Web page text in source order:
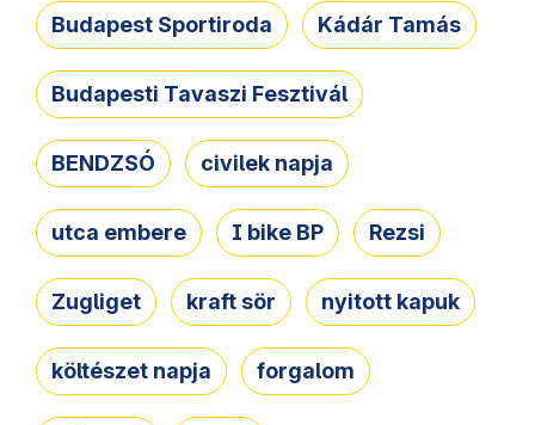
Budapest Sportiroda Kádár Tamás
Budapesti Tavaszi Fesztivál
BENDZSÓ civilek napja
utca embere I bike BP Rezsi
Zugliget kraft sör nyitott kapuk
költészet napja forgalom